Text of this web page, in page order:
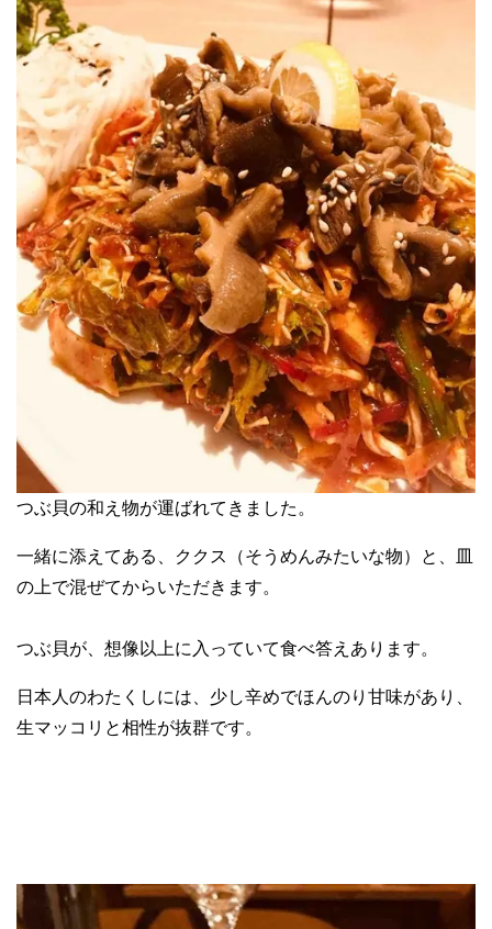
つぶ貝の和え物が運ばれてきました。
一緒に添えてある、ククス（そうめんみたいな物）と、皿
の上で混ぜてからいただきます。
つぶ貝が、想像以上に入っていて食べ答えあります。
日本人のわたくしには、少し辛めでほんのり甘味があり、
生マッコリと相性が抜群です。